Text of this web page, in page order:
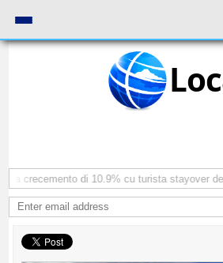
crecemento di 10.9% cu turista stayover den